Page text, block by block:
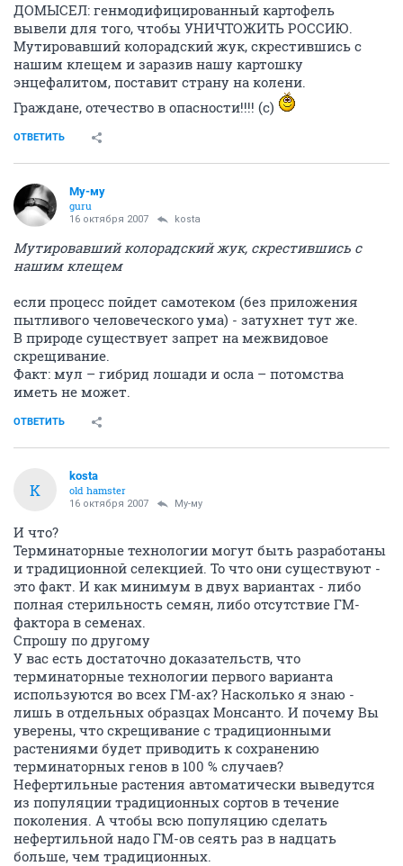
ДОМЫСЕЛ: генмодифицированный картофель
вывели для того, чтобы УНИЧТОЖИТЬ РОССИЮ.
Мутировавший колорадский жук, скрестившись с
нашим клещем и заразив нашу картошку
энцефалитом, поставит страну на колени.
Граждане, отечество в опасности!!!! (с)
ОТВЕТИТЬ
Му-му
guru
16 октября 2007 kosta
Мутировавший колорадский жук, скрестившись с
нашим клещем
если процесс пойдет самотеком (без приложения
пытливого человеческого ума) - затухнет тут же.
В природе существует запрет на межвидовое
скрещивание.
Факт: мул – гибрид лошади и осла – потомства
иметь не может.
ОТВЕТИТЬ
K
kosta
old hamster
16 октября 2007 Му-му
И что?
Терминаторные технологии могут быть разработаны
и традиционной селекцией. То что они существуют -
это факт. И как минимум в двух вариантах - либо
полная стерильность семян, либо отсутствие ГМ-
фактора в семенах.
Спрошу по другому
У вас есть достаточно доказательств, что
терминаторные технологии первого варианта
используются во всех ГМ-ах? Насколько я знаю -
лишь в отдельных образцах Монсанто. И почему Вы
уверены, что скрещивание с традиционными
растениями будет приводить к сохранению
терминаторных генов в 100 % случаев?
Нефертильные растения автоматически выведутся
из популяции традиционных сортов в течение
поколения. А чтобы всю популяцию сделать
нефертильной надо ГМ-ов сеять раз в надцать
больше, чем традиционных.